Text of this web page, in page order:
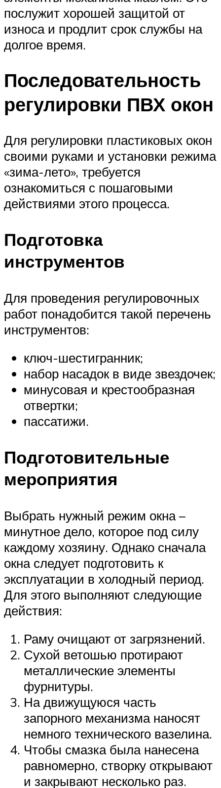
послужит хорошей защитой от
износа и продлит срок службы на
долгое время.
Последовательность
регулировки ПВХ окон
Для регулировки пластиковых окон
своими руками и установки режима
«зима-лето», требуется
ознакомиться с пошаговыми
действиями этого процесса.
Подготовка
инструментов
Для проведения регулировочных
работ понадобится такой перечень
инструментов:
ключ-шестигранник;
набор насадок в виде звездочек;
минусовая и крестообразная
отвертки;
пассатижи.
Подготовительные
мероприятия
Выбрать нужный режим окна –
минутное дело, которое под силу
каждому хозяину. Однако сначала
окна следует подготовить к
эксплуатации в холодный период.
Для этого выполняют следующие
действия:
Раму очищают от загрязнений.
Сухой ветошью протирают
металлические элементы
фурнитуры.
На движущуюся часть
запорного механизма наносят
немного технического вазелина.
Чтобы смазка была нанесена
равномерно, створку открывают
и закрывают несколько раз.